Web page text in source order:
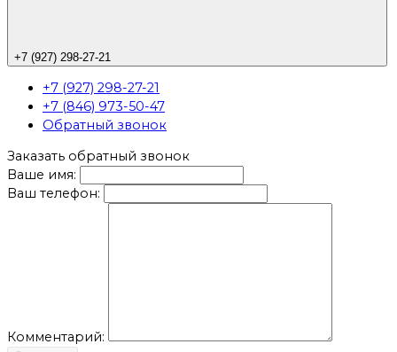
+7 (927) 298-27-21
+7 (927) 298-27-21
+7 (846) 973-50-47
Обратный звонок
Заказать обратный звонок
Ваше имя:
Ваш телефон:
Комментарий: